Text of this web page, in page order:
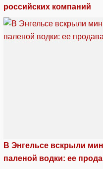
российских компаний
В Энгельсе вскрыли
паленой водки: ее